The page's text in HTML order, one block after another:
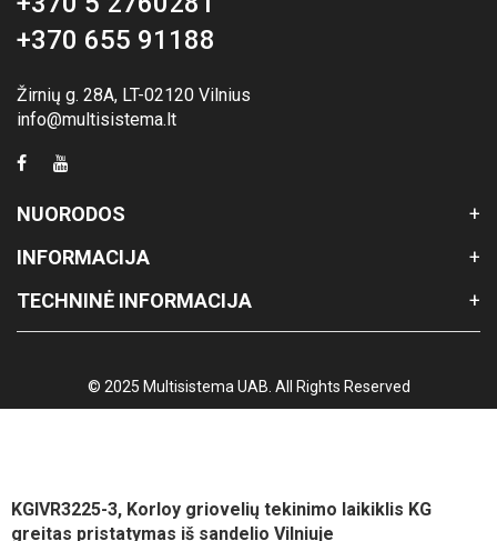
+370 655 91188
Žirnių g. 28A, LT-02120 Vilnius
info@multisistema.lt
NUORODOS
INFORMACIJA
TECHNINĖ INFORMACIJA
© 2025 Multisistema UAB. All Rights Reserved
KGIVR3225-3, Korloy griovelių tekinimo laikiklis KG
greitas pristatymas iš sandelio Vilniuje